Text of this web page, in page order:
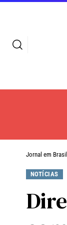
Jornal em
NOTÍCIAS